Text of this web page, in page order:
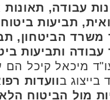
עבודה, תאונות
תביעות
משרד הביטחון,
עבודה ותביעות
מיכאל קיכל הם
בייצוג בוועדות
מול הביטוח